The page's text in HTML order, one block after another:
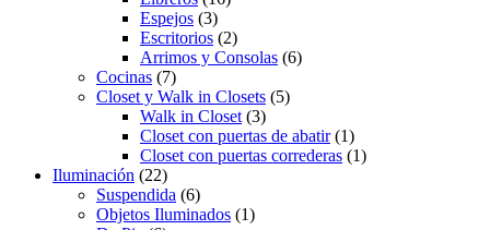
Espejos (3)
Escritorios (2)
Arrimos y Consolas (6)
Cocinas (7)
Closet y Walk in Closets (5)
Walk in Closet (3)
Closet con puertas de abatir(1)
Closet con puertas correderas (1)
Iluminación (22)
Suspendida (6)
Objetos Iluminados (1)